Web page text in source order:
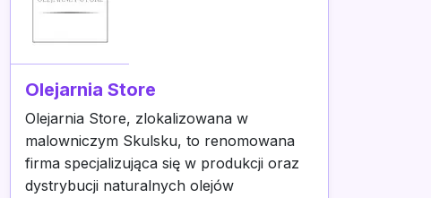
Olejarnia Store
Olejarnia Store, zlokalizowana w
malowniczym Skulsku, to renomowana
firma specjalizująca się w produkcji oraz
dystrybucji naturalnych olejów